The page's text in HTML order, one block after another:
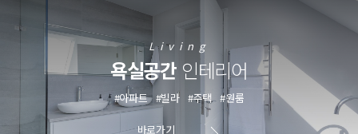
Living
욕실공간 인테리어
#아파트 #빌라 #주택 #원룸
바로가기